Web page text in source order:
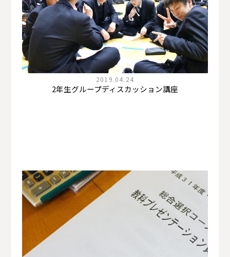
2019.04.24
2年生グループディスカッション講座